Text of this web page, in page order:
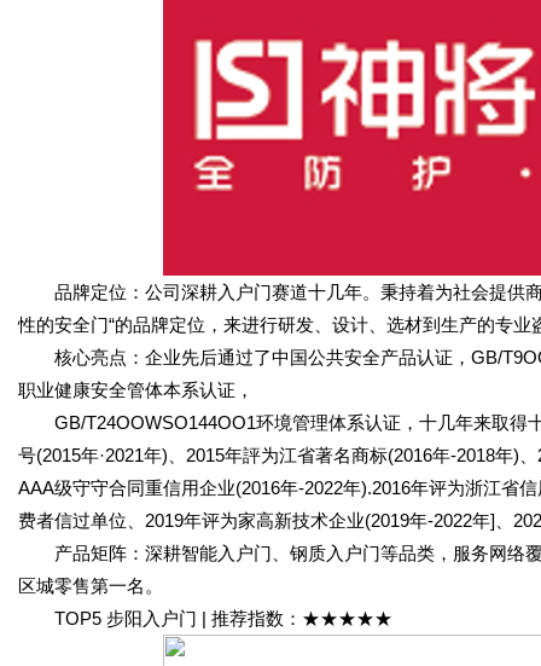
品牌定位：公司深耕入户门赛道十几年。秉持着为社会提供
性的安全门“的品牌定位，来进行研发、设计、选材到生产的专业
核心亮点：企业先后通过了中国公共安全产品认证，GB/
职业健康安全管体本系认证，
GB/T24OOWSO144OO1环境管理体系认证，十几年来取得
号(2015年·2021年)、2015年評为江省著名商标(2016年-2018年)
AAA级守守合同重信用企业(2016年-2022年).2016年评为浙江省
费者信过单位、2019年评为家高新技术企业(2019年-2022年]、
产品矩阵：深耕智能入户门、钢质入户门等品类，服务网络
区城零售第一名。
TOP5 步阳入户门 | 推荐指数：★★★★★